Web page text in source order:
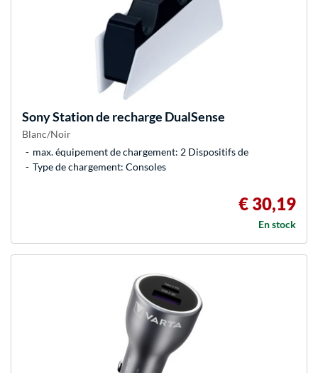
SonyStation de recharge DualSense
Blanc/Noir
max. équipement de chargement: 2 Dispositifs de
Type de chargement: Consoles
€ 30,19
En stock